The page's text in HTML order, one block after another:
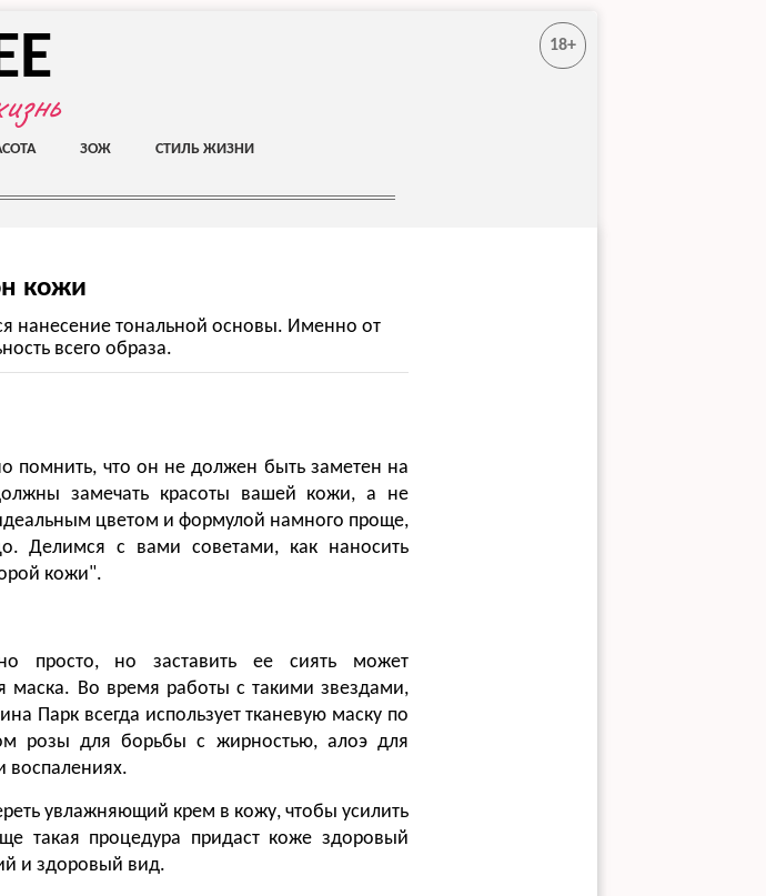
18+
ЗОЖ СТИЛЬ ЖИЗНИ
кожи
нанесение тональной основы. Именно от
всего образа.
помнить, что он не должен быть заметен на
замечать красоты вашей кожи, а не
цветом и формулой намного проще,
Делимся с вами советами, как наносить
кожи".
просто, но заставить ее сиять может
Во время работы с такими звездами,
Парк всегда использует тканевую маску по
розы для борьбы с жирностью, алоэ для
воспалениях.
увлажняющий крем в кожу, чтобы усилить
такая процедура придаст коже здоровый
и здоровый вид.